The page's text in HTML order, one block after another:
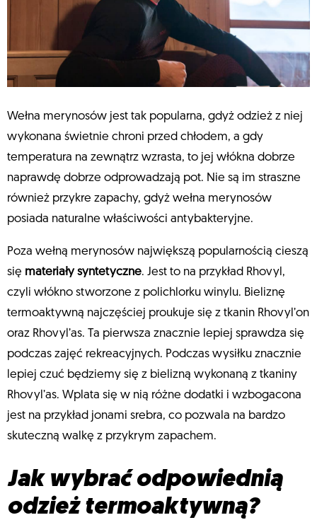
Wełna merynosów jest tak popularna, gdyż odzież z niej
wykonana świetnie chroni przed chłodem, a gdy
temperatura na zewnątrz wzrasta, to jej włókna dobrze
naprawdę dobrze odprowadzają pot. Nie są im straszne
również przykre zapachy, gdyż wełna merynosów
posiada naturalne właściwości antybakteryjne.
Poza wełną merynosów największą popularnością cieszą
się materiały syntetyczne. Jest to na przykład Rhovyl,
czyli włókno stworzone z polichlorku winylu. Bieliznę
termoaktywną najczęściej proukuje się z tkanin Rhovyl’on
oraz Rhovyl’as. Ta pierwsza znacznie lepiej sprawdza się
podczas zajęć rekreacyjnych. Podczas wysiłku znacznie
lepiej czuć będziemy się z bielizną wykonaną z tkaniny
Rhovyl’as. Wplata się w nią różne dodatki i wzbogacona
jest na przykład jonami srebra, co pozwala na bardzo
skuteczną walkę z przykrym zapachem.
Jak wybrać odpowiednią
odzież termoaktywną?